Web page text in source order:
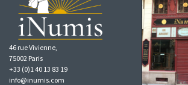
46 rue Vivienne,
75002 Paris
+33 (0)1 40 13 83 19
info@inumis.com